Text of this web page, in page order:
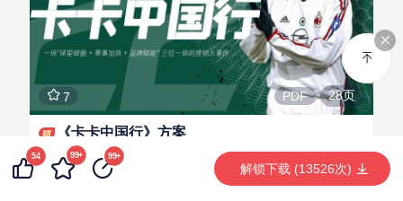
7 PDF 28页
《卡卡中国行》方案
快手 球赛
54 99+ 99+
解锁下载 (13526次)